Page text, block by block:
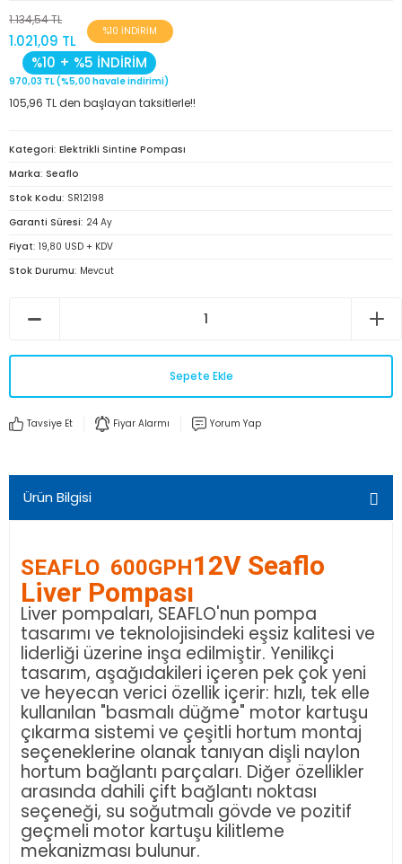
1.134,54 TL
1.021,09 TL
%10 İNDİRİM
%10 + %5 İNDİRİM
970,03 TL (%5,00 havale indirimi)
105,96 TL den başlayan taksitlerle!!
Kategori Elektrikli Sintine Pompası
Marka Seaflo
Stok Kodu SR12198
Garanti Süresi 24 Ay
Fiyat 19,80 USD + KDV
Stok Durumu Mevcut
Sepete Ekle
Tavsiye Et Fiyar Alarmı Yorum Yap
Ürün Bilgisi
SEAFLO 600GPH12V Seaflo
Liver Pompası
Liver pompaları, SEAFLO'nun pompa
tasarımı ve teknolojisindeki eşsiz kalitesi ve
liderliği üzerine inşa edilmiştir. Yenilikçi
tasarım, aşağıdakileri içeren pek çok yeni
ve heyecan verici özellik içerir: hızlı, tek elle
kullanılan "basmalı düğme" motor kartuşu
çıkarma sistemi ve çeşitli hortum montaj
seçeneklerine olanak tanıyan dişli naylon
hortum bağlantı parçaları. Diğer özellikler
arasında dahili çift bağlantı noktası
seçeneği, su soğutmalı gövde ve pozitif
geçmeli motor kartuşu kilitleme
mekanizması bulunur.